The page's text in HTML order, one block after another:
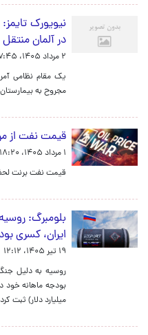
در آلمان
۲ مرداد ۱۴۰۵، ۰۷:۴۵
مجروح به
قیمت نفت از مرز ۱۰۰ دلار عبور
۱ مرداد ۱۴۰۵، ۱۸:۲۰
قیمت نفت برنت لحظاتی پیش
بلومبرگ:
ایران، کسری
۱۹ تیر ۱۴۰۵، ۱۲:۱۲
روسیه به دلیل جنگ
میلیارد دلار) ثبت